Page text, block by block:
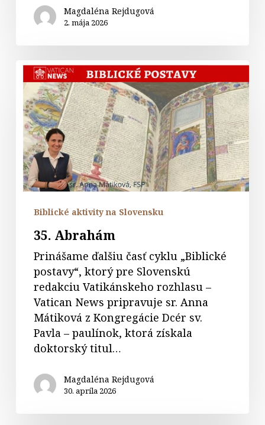
Magdaléna Rejdugová
2. mája 2026
35.
Abrahám
Biblické aktivity na Slovensku
35. Abrahám
Prinášame ďalšiu časť cyklu „Biblické
postavy“, ktorý pre Slovenskú
redakciu Vatikánskeho rozhlasu –
Vatican News pripravuje sr. Anna
Mátiková z Kongregácie Dcér sv.
Pavla – paulínok, ktorá získala
doktorský titul…
Magdaléna Rejdugová
30. apríla 2026